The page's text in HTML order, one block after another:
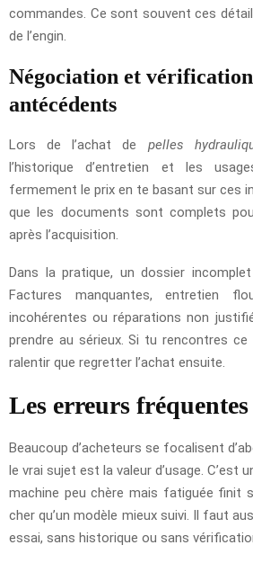
commandes. Ce sont souvent ces
de l’engin.
Négociation et
antécédents
Lors de l’achat de pelles
l’historique d’entretien et les
fermement le prix en te basant sur ces
que les documents sont complets
après l’acquisition.
Dans la pratique, un dossier
Factures manquantes, entretien
incohérentes ou réparations non
prendre au sérieux. Si tu rencontres
ralentir que regretter l’achat ensuite.
Les erreurs
Beaucoup d’acheteurs se focalisent
le vrai sujet est la valeur d’usage. C’est
machine peu chère mais fatiguée finit
cher qu’un modèle mieux suivi. Il faut
essai, sans historique ou sans